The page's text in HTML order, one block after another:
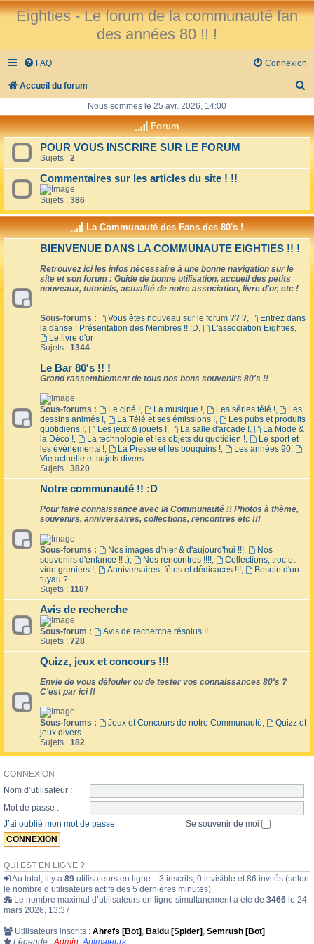
Eighties - Le forum de la communauté fan
des années 80 !! !
FAQ Connexion
Accueil du forum
h
h
e
Nous sommes le 25 avr. 2026, 14:00
Forum
POUR VOUS INSCRIRE SUR LE FORUM
Sujets : 2
Commentaires sur les articles du site ! !!
Sujets : 386
La Communauté des Fans des 80's !
BIENVENUE DANS LA COMMUNAUTE EIGHTIES !! !
Retrouvez ici les infos nécessaire à une bonne navigation sur le
site et son forum : Guide de bonne utilisation, accueil des petits
nouveaux, tutoriels, actualité de notre association, livre d'or, etc !
Sous-forums : Vous êtes nouveau sur le forum ?? ?,
Entrez dans
la danse : Présentation des Membres !! :D, L'association Eighties,
Le livre d'or
Sujets : 1344
Le Bar 80's !! !
Grand rassemblement de tous nos bons souvenirs 80's !!
Sous-forums : Le ciné !, La musique !, Les séries télé !,
Les
dessins animés !, La Télé et ses émissions !,
Les pubs et produits
quotidiens !, Les jeux & jouets !, La salle d'arcade !,
La Mode &
la Déco !, La technologie et les objets du quotidien !,
Le sport et
les événements !, La Presse et les bouquins !, Les années 90,
Vie actuelle et sujets divers...
Sujets : 3820
Notre communauté !! :D
Pour faire connaissance avec la Communauté !! Photos à thème,
souvenirs, anniversaires, collections, rencontres etc !!!
Sous-forums : Nos images d'hier & d'aujourd'hui !!!,
Nos
souvenirs d'enfance !! :), Nos rencontres !!!!,
Collections, troc et
vide greniers !, Anniversaires, fêtes et dédicaces !!!,
Besoin d'un
tuyau ?
Sujets : 1187
Avis de recherche
Sous-forum :
Avis de recherche résolus !!
Sujets : 728
Quizz, jeux et concours !!!
Envie de vous défouler ou de tester vos connaissances 80's ?
C'est par ici !!
Sous-forums : Jeux et Concours de notre Communauté,
Quizz et
jeux divers
Sujets : 182
CONNEXION
Nom d’utilisateur :
Mot de passe :
J’ai oublié mon mot de passe
Se souvenir de moi
QUI EST EN LIGNE ?
Au total, il y a 89 utilisateurs en ligne :: 3 inscrits, 0 invisible et 86 invités (selon
le nombre d’utilisateurs actifs des 5 dernières minutes)
Le nombre maximal d’utilisateurs en ligne simultanément a été de 3466 le 24
mars 2026, 13:37
Utilisateurs inscrits : Ahrefs [Bot] , Baidu [Spider] , Semrush [Bot]
Légende : Admin Animateurs